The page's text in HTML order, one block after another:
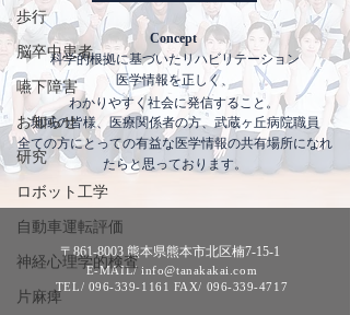
歩行
脳卒中患者
嚥下障害
お知らせ
研究
ロボット工学
自動車運転評価
神経心理学的検査
片麻痺
地域の皆様、医療関係者の方、武蔵ヶ丘病院職員
​全ての方にとっての有益な医学情報の共有場所になれ
たらと思っております。
わかりやすく社会に発信すること。
Concept
科学的根拠に基づいたリハビリテーション
医学情報を正しく​、
〒861-8003 熊本県熊本市北区楠7-15-1
E-MAIL/ info@tanakakai.com
TEL/ 096-339-1161 FAX/ 096-339-4717